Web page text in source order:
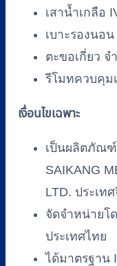
เสาน้ำเกลือ
เบาะรองนอ
ตะขอเกี่ยว
รีโมทควบคุม
เงื่อนไขเฉพาะ
เป็นผลิตภัณฑ์
SAIKANG
LTD. ประเท
จัดจำหน่ายโ
ประเทศไทย
ได้มาตรฐาน